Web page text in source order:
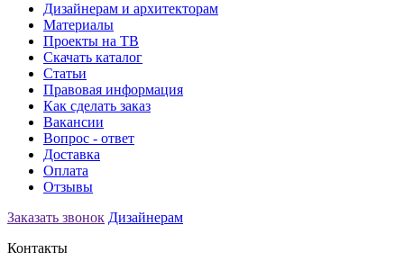
Дизайнерам и архитекторам
Материалы
Проекты на ТВ
Скачать каталог
Статьи
Правовая информация
Как сделать заказ
Вакансии
Вопрос - ответ
Доставка
Оплата
Отзывы
Заказать звонок Дизайнерам
Контакты